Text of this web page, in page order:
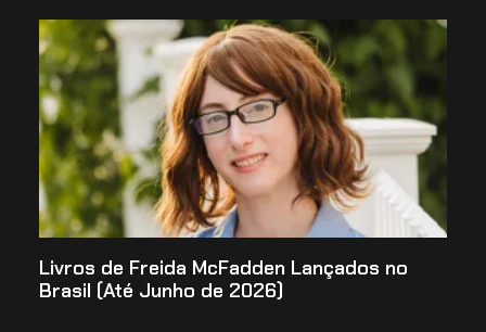
Livros de Freida McFadden Lançados no
Brasil (Até Junho de 2026)